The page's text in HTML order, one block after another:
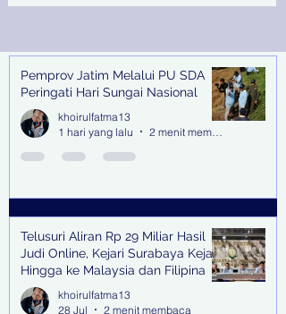
Recent Posts
Pemprov Jatim Melalui PU SDA
Peringati Hari Sungai Nasional
khoirulfatma13
1 hari yang lalu
Telusuri Aliran Rp 29 Miliar Hasil
Judi Online, Kejari Surabaya Kejar
Hingga ke Malaysia dan Filipina
khoirulfatma13
28 Jul
2 menit membaca